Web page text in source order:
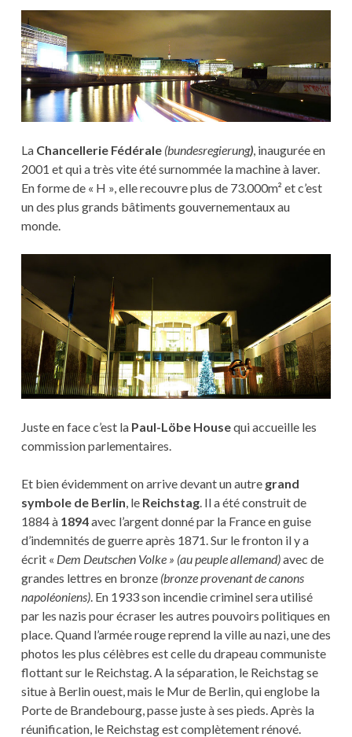
La Chancellerie Fédérale (bundesregierung), inaugurée en
2001 et qui a très vite été surnommée la machine à laver.
En forme de « H », elle recouvre plus de 73.000m² et c’est
un des plus grands bâtiments gouvernementaux au
monde.
Juste en face c’est la Paul-Löbe Housequi accueille les
commission parlementaires.
Et bien évidemment on arrive devant un autre grand
symbole de Berlin , le Reichstag. Il a été construit de
1884 à 1894avec l’argent donné par la France en guise
d’indemnités de guerre après 1871. Sur le fronton il y a
écrit « Dem Deutschen Volke » (au peuple allemand)avec de
grandes lettres en bronze (bronze provenant de canons
napoléoniens). En 1933 son incendie criminel sera utilisé
par les nazis pour écraser les autres pouvoirs politiques en
place. Quand l’armée rouge reprend la ville au nazi, une des
photos les plus célèbres est celle du drapeau communiste
flottant sur le Reichstag. A la séparation, le Reichstag se
situe à Berlin ouest, mais le Mur de Berlin, qui englobe la
Porte de Brandebourg, passe juste à ses pieds. Après la
réunification, le Reichstag est complètement rénové.